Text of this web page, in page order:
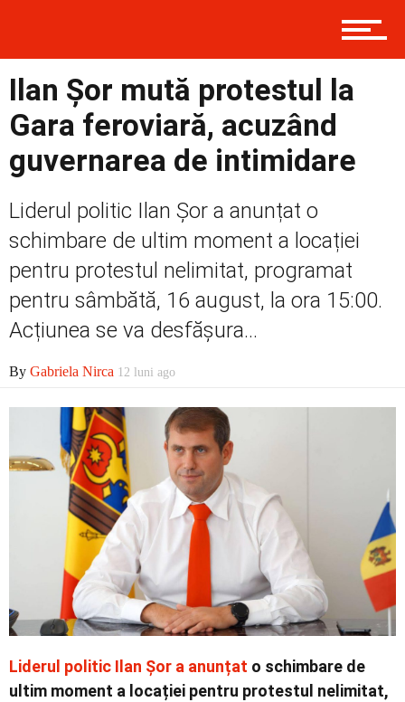
Externe
Ilan Șor mută protestul la
Gara feroviară, acuzând
guvernarea de intimidare
Liderul politic Ilan Șor a anunțat o
schimbare de ultim moment a locației
pentru protestul nelimitat, programat
pentru sâmbătă, 16 august, la ora 15:00.
Acțiunea se va desfășura...
By Gabriela Nirca 12 luni ago
Liderul politic Ilan Șor a anunțat o schimbare de
ultim moment a locației pentru protestul nelimitat,